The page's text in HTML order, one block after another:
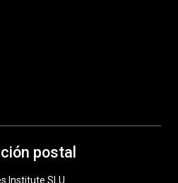
postal
Institute SLU